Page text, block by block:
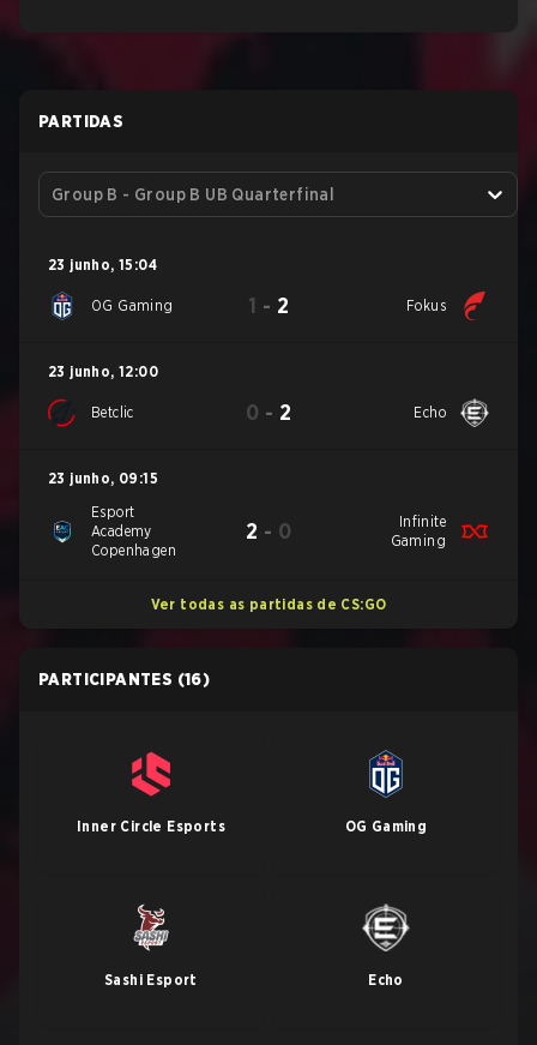
PARTIDAS
Group B - Group B UB Quarterfinal
23 junho, 15:04
OG Gaming 1 - 2 Fokus
23 junho, 12:00
Betclic 0 - 2 Echo
23 junho, 09:15
Esport
Academy
Copenhagen
2 - 0
Infinite
Gaming
Ver todas as partidas de CS:GO
PARTICIPANTES (16)
Inner Circle Esports OG Gaming
Sashi Esport Echo